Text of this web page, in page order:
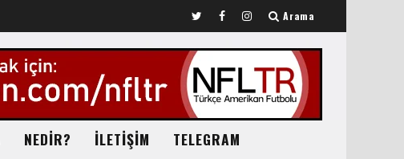
Arama
NEDİR? İLETİŞİM
TELEGRAM